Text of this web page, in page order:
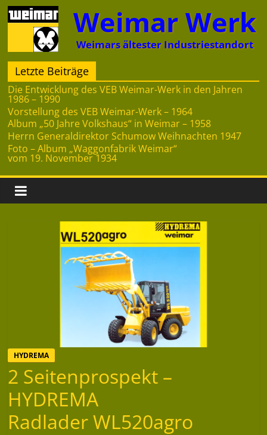
Zum
Inhalt
springen
Weimar Werk
Weimars ältester Industriestandort
Letzte Beiträge
Die Entwicklung des VEB Weimar-Werk in den Jahren
1986 – 1990
Vorstellung des VEB Weimar-Werk – 1964
Album „50 Jahre Volkshaus“ in Weimar – 1958
Herrn Generaldirektor Schumow Weihnachten 1947
Foto – Album „Waggonfabrik Weimar“
vom 19. November 1934
HYDREMA
2 Seitenprospekt –
HYDREMA
Radlader WL520agro